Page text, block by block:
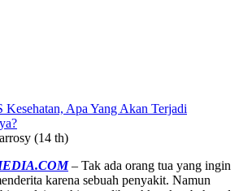
(14 th)
– Tak ada orang tua yang ingin
karena sebuah penyakit. Namun